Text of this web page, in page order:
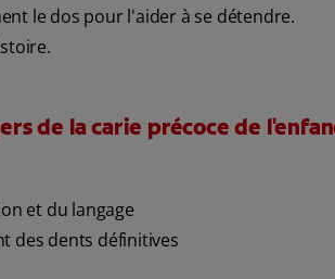
le dos pour l'aider à se détendre.
de la carie précoce de
et du langage
des dents définitives